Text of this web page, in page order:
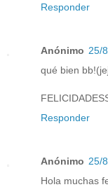
Responder
Anónimo 25/
qué bien
Responder
Anónimo 25/
Hola muchas